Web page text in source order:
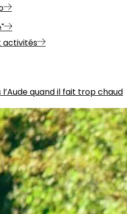
activités
quand il fait trop chaud